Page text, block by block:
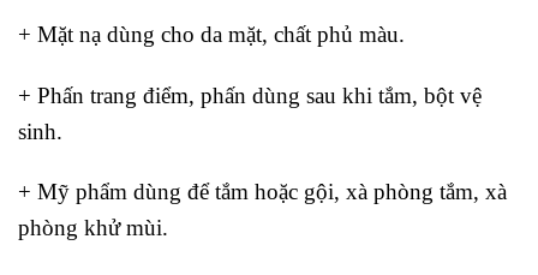
+ Mặt nạ dùng cho da mặt, chất phủ màu.
+ Phấn trang điểm, phấn dùng sau khi tắm, bột vệ
sinh.
+ Mỹ phẩm dùng để tắm hoặc gội, xà phòng tắm, xà
phòng khử mùi.